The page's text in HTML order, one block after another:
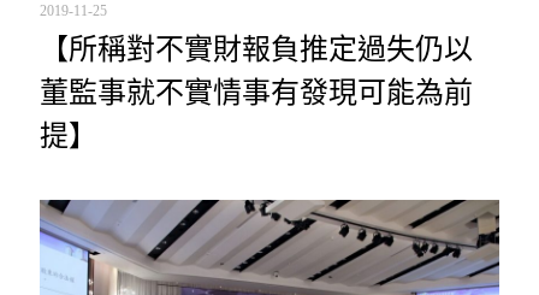
2019-11-25
【所稱對不實財報負推定過失仍以
董監事就不實情事有發現可能為前
提】